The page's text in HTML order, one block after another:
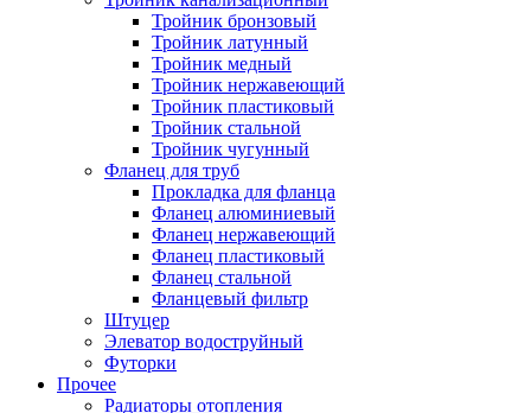
Тройник бронзовый
Тройник латунный
Тройник медный
Тройник нержавеющий
Тройник пластиковый
Тройник стальной
Тройник чугунный
Фланец для труб
Прокладка для фланца
Фланец алюминиевый
Фланец нержавеющий
Фланец пластиковый
Фланец стальной
Фланцевый фильтр
Штуцер
Элеватор водоструйный
Футорки
Прочее
Радиаторы отопления